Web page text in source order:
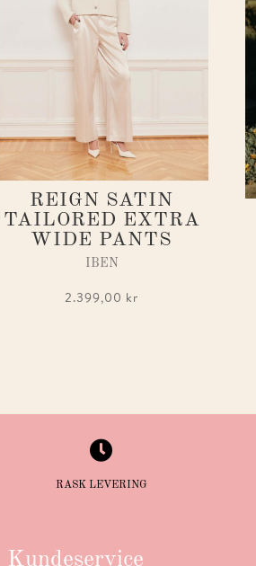
REIGN SATIN
TAILORED EXTRA
WIDE PANTS
IBEN
2.399,00 kr

RASK LEVERING
Kundeservice